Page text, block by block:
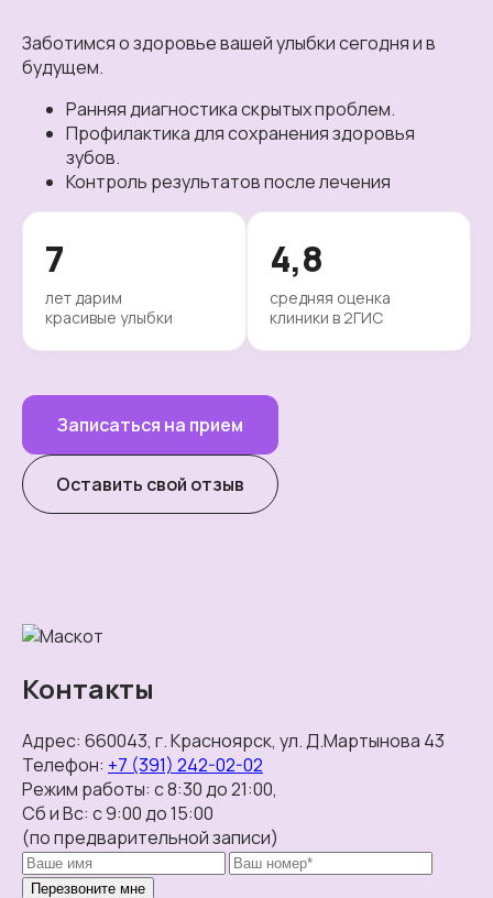
Заботимся о здоровье вашей улыбки сегодня и в
будущем.
Ранняя диагностика скрытых проблем.
Профилактика для сохранения здоровья
зубов.
Контроль результатов после лечения
7
лет дарим
красивые улыбки
4,8
средняя оценка
клиники в 2ГИС
Записаться на прием
Оставить свой отзыв
Контакты
Адрес: 660043, г. Красноярск, ул. Д.Мартынова 43
Телефон: +7 (391) 242-02-02
Режим работы: с 8:30 до 21:00,
Сб и Вс: с 9:00 до 15:00
(по предварительной записи)
Перезвоните мне